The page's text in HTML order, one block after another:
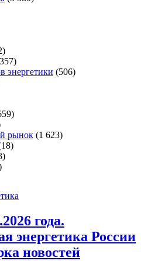
энергетики (506)
рынок (1 623)
года.
энергетика России
новостей